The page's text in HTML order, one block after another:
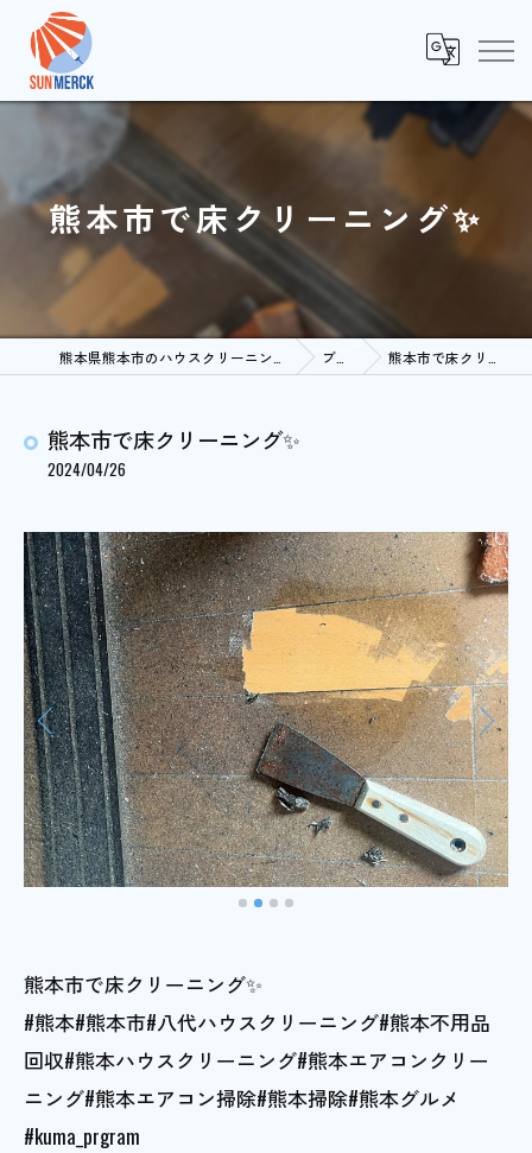
熊本市で床クリーニング✨
ブログ 熊本市で床クリーニング✨
熊本市で床クリーニング✨
2024/04/26
熊本市で床クリーニング✨
#熊本#熊本市#八代ハウスクリーニング#熊本不用品
回収#熊本ハウスクリーニング#熊本エアコンクリー
ニング#熊本エアコン掃除#熊本掃除#熊本グルメ
#kuma_prgram